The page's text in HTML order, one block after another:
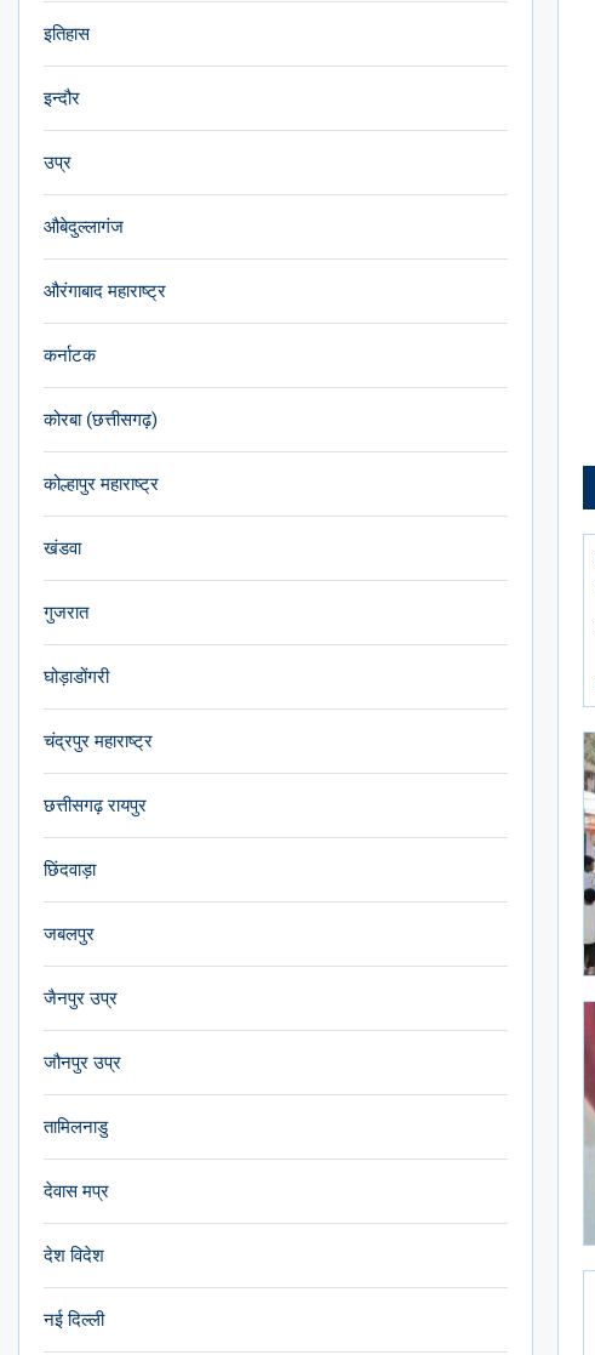
इतिहास
इन्दौर
उप्र
औबेदुल्लागंज
औरंगाबाद महाराष्ट्र
कर्नाटक
कोरबा (छत्तीसगढ़)
कोल्हापुर महाराष्ट्र
खंडवा
गुजरात
घोड़ाडोंगरी
चंद्रपुर महाराष्ट्र
छत्तीसगढ़ रायपुर
छिंदवाड़ा
जबलपुर
जैनपुर उप्र
जौनपुर उप्र
तामिलनाडु
देवास मप्र
देश विदेश
नई दिल्ली